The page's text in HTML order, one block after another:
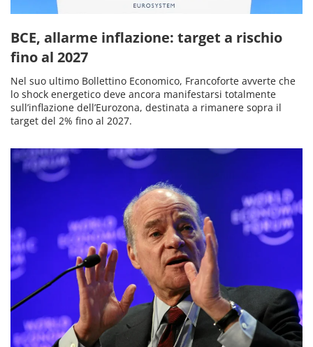
BCE, allarme inflazione: target a rischio
fino al 2027
Nel suo ultimo Bollettino Economico, Francoforte avverte che
lo shock energetico deve ancora manifestarsi totalmente
sull’inflazione dell’Eurozona, destinata a rimanere sopra il
target del 2% fino al 2027.